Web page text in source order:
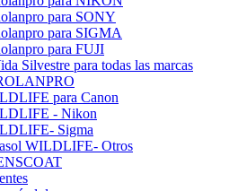
para SONY
para SIGMA
para FUJI
Silvestre para todas las marcas
para Canon
- Nikon
Sigma
WILDLIFE- Otros